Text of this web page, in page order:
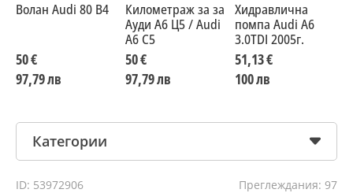
Волан Audi 80 B4
50 €
97,79 лв
Километраж за за
Ауди А6 Ц5 / Audi
A6 C5
50 €
97,79 лв
Хидравлична
помпа Audi A6
3.0TDI 2005г.
51,13 €
100 лв
Категории
ID: 53972906 Преглеждания: 97